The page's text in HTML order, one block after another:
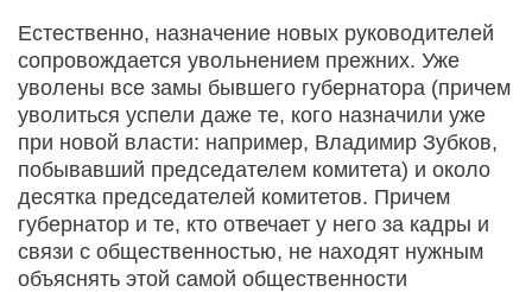
Естественно, назначение новых руководителей
сопровождается увольнением прежних. Уже
уволены все замы бывшего губернатора (причем
уволиться успели даже те, кого назначили уже
при новой власти: например, Владимир Зубков,
побывавший председателем комитета) и около
десятка председателей комитетов. Причем
губернатор и те, кто отвечает у него за кадры и
связи с общественностью, не находят нужным
объяснять этой самой общественности